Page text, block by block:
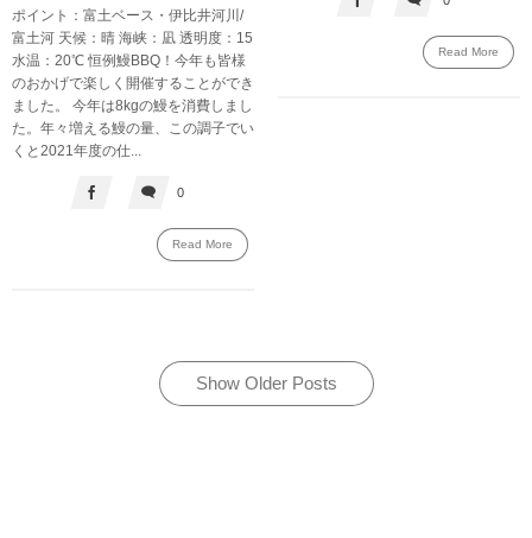
ポイント：富土ベース・伊比井河川/
富土河 天候：晴 海峡：凪 透明度：15
水温：20℃ 恒例鰻BBQ！今年も皆様
のおかげで楽しく開催することができ
ました。 今年は8kgの鰻を消費しまし
た。年々増える鰻の量、この調子でい
くと2021年度の仕...
0
Read More
Read More
Show Older Posts